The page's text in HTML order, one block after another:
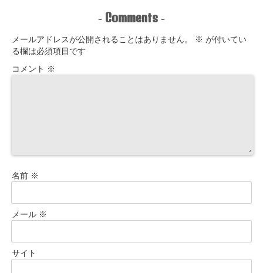
- Comments -
メールアドレスが公開されることはありません。 ※ が付いてい
る欄は必須項目です
コメント ※
名前 ※
メール ※
サイト